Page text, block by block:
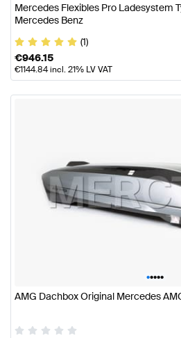
Mercedes Flexibles Pro Ladesystem
Mercedes Benz
(1)
€946.15
€1144.84incl. 21% LV VAT
•••••
AMG Dachbox Original Mercedes